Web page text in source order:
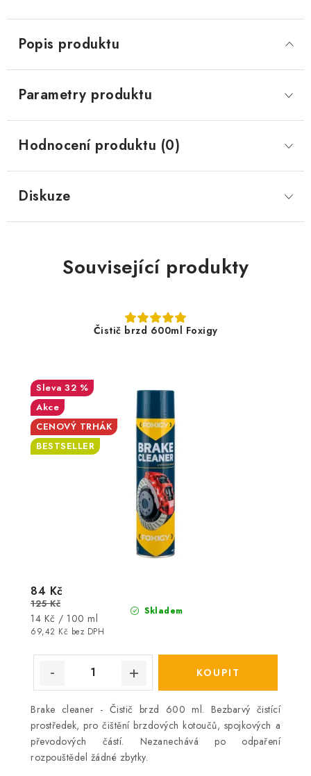
Popis produktu
Parametry produktu
Hodnocení produktu (0)
Diskuze
Související produkty
Čistič brzd 600ml Foxigy
32 %
Akce
CENOVÝ TRHÁK
BESTSELLER
Skladem
69,42 Kč bez DPH
84 Kč
125 Kč
Měrná
cena:
14 Kč / 100 ml
Brake cleaner - Čistič brzd 600 ml. Bezbarvý čistící
prostředek, pro čištění brzdových kotoučů, spojkových a
převodových částí. Nezanechává po odpaření
rozpouštědel žádné zbytky.